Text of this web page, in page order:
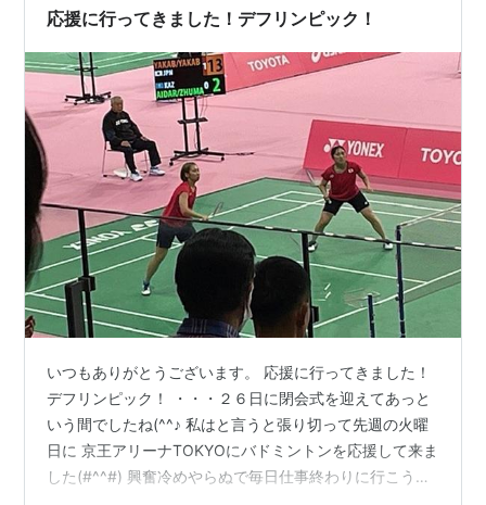
岩沢海水浴場の駐車場に着きました。 広野火力発電所の
応援に行ってきました！デフリンピック！
いつもありがとうございます。 応援に行ってきました！
デフリンピック！ ・・・２６日に閉会式を迎えてあっと
いう間でしたね(^^♪ 私はと言うと張り切って先週の火曜
日に 京王アリーナTOKYOにバドミントンを応援して来ま
した(#^^#) 興奮冷めやらぬで毎日仕事終わりに行こう！